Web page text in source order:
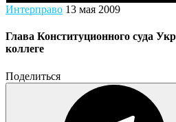
Интерправо 13 мая 2009
Глава Конституционного суда
коллеге
Поделиться